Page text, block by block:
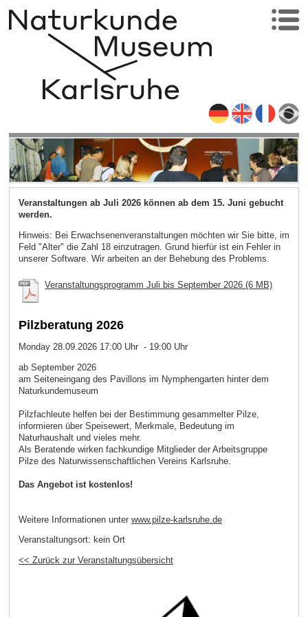
Veranstaltungen ab Juli 2026 können ab dem 15. Juni gebucht
werden.
Hinweis: Bei Erwachsenenveranstaltungen möchten wir Sie bitte, im
Feld "Alter" die Zahl 18 einzutragen. Grund hierfür ist ein Fehler in
unserer Software. Wir arbeiten an der Behebung des Problems.
Veranstaltungsprogramm Juli bis September 2026 (6 MB)
Pilzberatung 2026
Monday 28.09.2026 17:00 Uhr - 19:00 Uhr
ab September 2026
am Seiteneingang des Pavillons im Nymphengarten hinter dem
Naturkundemuseum
Pilzfachleute helfen bei der Bestimmung gesammelter Pilze,
informieren über Speisewert, Merkmale, Bedeutung im
Naturhaushalt und vieles mehr.
Als Beratende wirken fachkundige Mitglieder der Arbeitsgruppe
Pilze des Naturwissenschaftlichen Vereins Karlsruhe.
Das Angebot ist kostenlos!
Weitere Informationen unter www.pilze-karlsruhe.de
Veranstaltungsort: kein Ort
<< Zurück zur Veranstaltungsübersicht